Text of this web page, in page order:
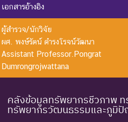
Extinct in
the Wild
ธรรมชาติ ธรรมช
ระดับความรุนแรง : ถูกคุกคาม
CR :
Critically
Endangered
ใกล้สูญ
อย่างยิ่ง
ธรรมช
ชนิดพัน
อันตรา
เอกสารอ้างอิง
ผู้สำรวจ/นักวิจัย
ผศ. พงษ์รัตน์ ดำรงโรจน์วัฒนา
Assistant Professor.Pongrat
Dumrongrojwattana
คลังข้อมูลทรัพยากรชีวภาพ
ทรัพยากรวัฒนธรรมและภูมิ